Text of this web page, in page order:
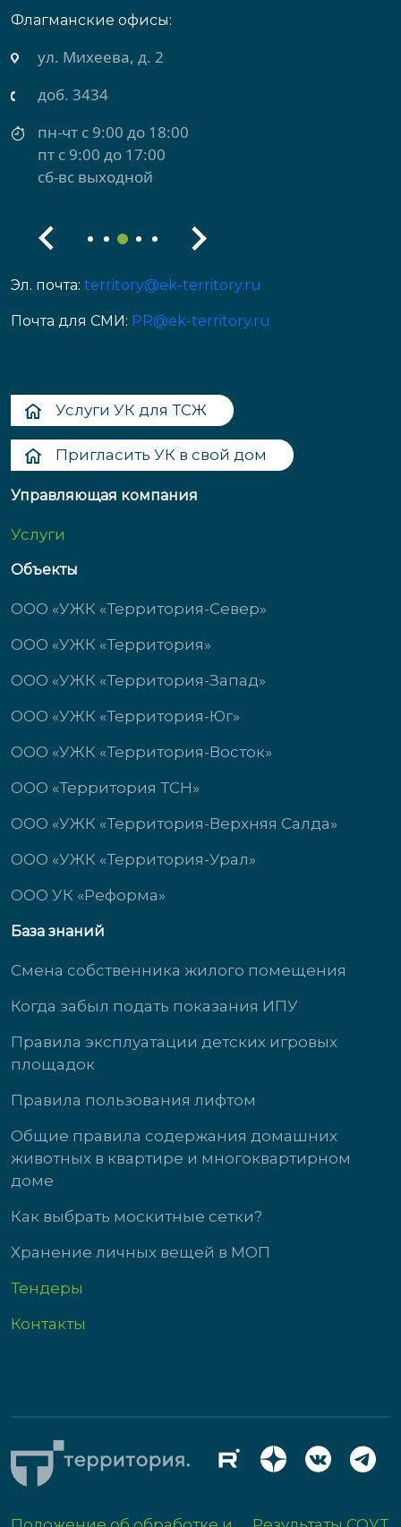
Флагманские офисы:
ул. Михеева, д. 2
доб. 3434
пн-чт с 9:00 до 18:00
пт с 9:00 до 17:00
сб-вс выходной
Эл. почта: territory@ek-territory.ru
Почта для СМИ: PR@ek-territory.ru
Услуги УК для ТСЖ
Пригласить УК в свой дом
Управляющая компания
Услуги
Объекты
ООО «УЖК «Территория-Север»
ООО «УЖК «Территория»
ООО «УЖК «Территория-Запад»
ООО «УЖК «Территория-Юг»
ООО «УЖК «Территория-Восток»
ООО «Территория ТСН»
ООО «УЖК «Территория-Верхняя Салда»
ООО «УЖК «Территория-Урал»
ООО УК «Реформа»
База знаний
Смена собственника жилого помещения
Когда забыл подать показания ИПУ
Правила эксплуатации детских игровых
площадок
Правила пользования лифтом
Общие правила содержания домашних
животных в квартире и многоквартирном
доме
Как выбрать москитные сетки?
Хранение личных вещей в МОП
Тендеры
Контакты